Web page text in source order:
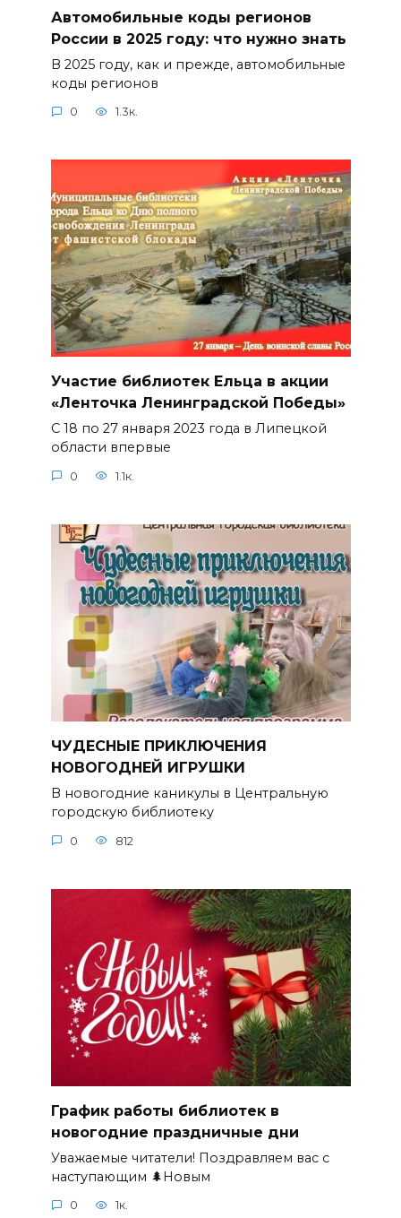
Автомобильные коды регионов
России в 2025 году: что нужно знать
В 2025 году, как и прежде, автомобильные
коды регионов
0 1.3к.
Участие библиотек Ельца в акции
«Ленточка Ленинградской Победы»
С 18 по 27 января 2023 года в Липецкой
области впервые
0 1.1к.
ЧУДЕСНЫЕ ПРИКЛЮЧЕНИЯ
НОВОГОДНЕЙ ИГРУШКИ
В новогодние каникулы в Центральную
городскую библиотеку
0 812
График работы библиотек в
новогодние праздничные дни
Уважаемые читатели! Поздравляем вас с
наступающим 🌲Новым
0 1к.